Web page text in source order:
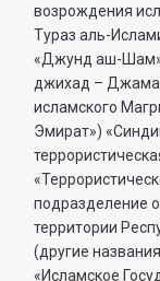
возрождения
Тураз аль-
«Джунд аш-Шам»
джихад –
исламского
Эмират»)
подразделение
территории
(другие
«Исламское